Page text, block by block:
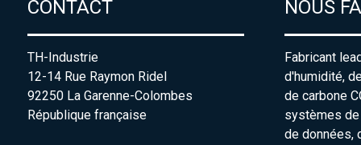
CONTACT
TH-Industrie
12-14 Rue Raymon Ridel
92250 La Garenne-Colombes
République française
NOUS
Fabricant
d'humidité,
de carbone
systèmes
de données,